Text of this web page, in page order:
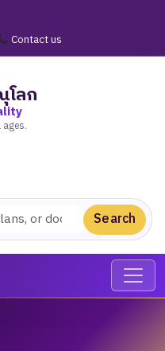
Contact us
โลก
ages.
Search